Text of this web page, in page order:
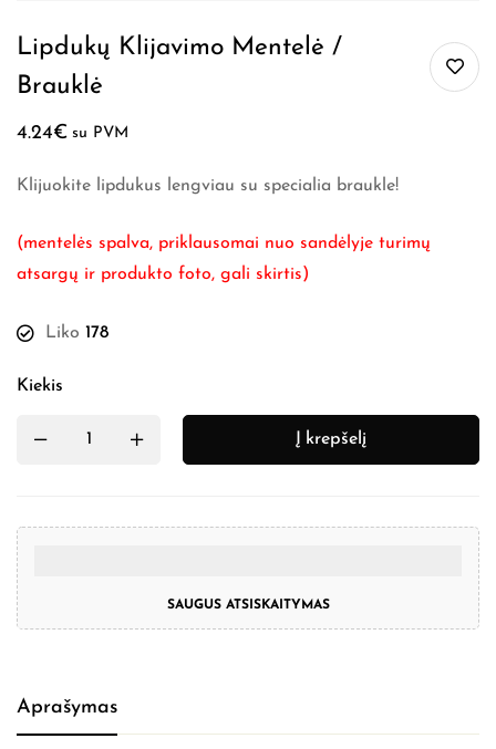
Lipdukų Klijavimo Mentelė /
Brauklė
4.24€ su PVM
Klijuokite lipdukus lengviau su specialia braukle!
(mentelės spalva, priklausomai nuo sandėlyje turimų
atsargų ir produkto foto, gali skirtis)
Liko 178
Kiekis
Į krepšelį
SAUGUS ATSISKAITYMAS
Aprašymas